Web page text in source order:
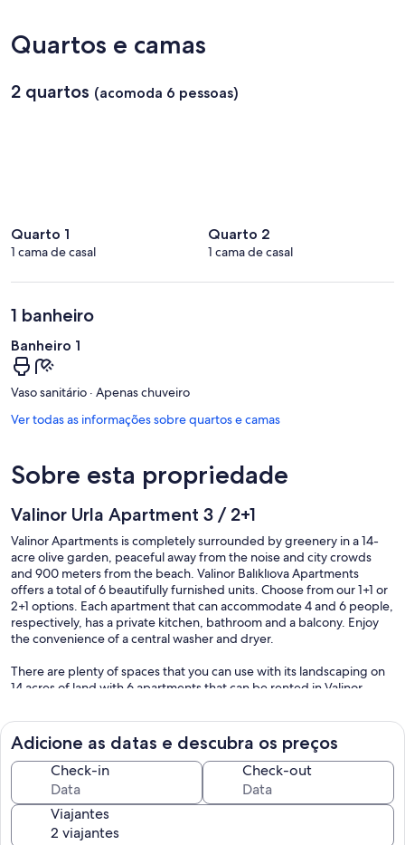
Quartos e camas
2 quartos (acomoda 6 pessoas)
Quarto 1
1 cama de casal
Quarto 2
1 cama de casal
1 banheiro
Banheiro 1
Vaso sanitário · Apenas chuveiro
Ver todas as informações sobre quartos e camas
Sobre esta propriedade
Valinor Urla Apartment 3 / 2+1
Valinor Apartments is completely surrounded by greenery in a 14-
acre olive garden, peaceful away from the noise and city crowds
and 900 meters from the beach. Valinor Balıklıova Apartments
offers a total of 6 beautifully furnished units. Choose from our 1+1 or
2+1 options. Each apartment that can accommodate 4 and 6 people,
respectively, has a private kitchen, bathroom and a balcony. Enjoy
the convenience of a central washer and dryer.
There are plenty of spaces that you can use with its landscaping on
14 acres of land with 6 apartments that can be rented in Valinor
peaceful area that will take you away from the noise and crowds of
the city.
Adicione as datas e descubra os preços
Check-in Check-out
Viajantes